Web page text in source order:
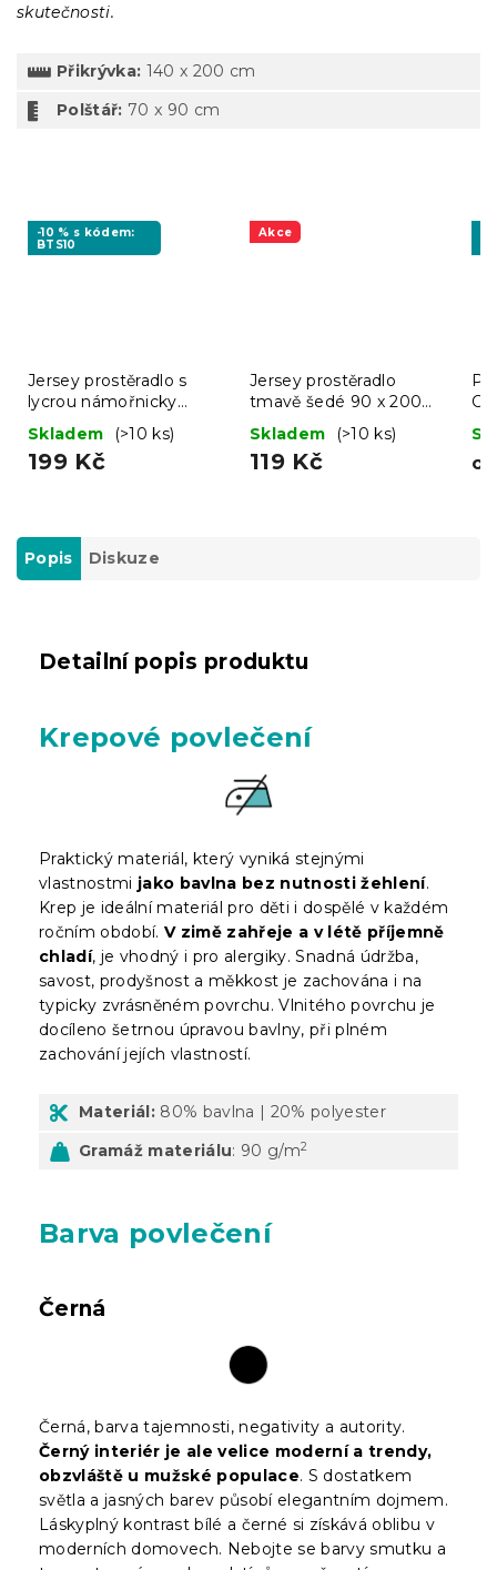
skutečnosti.
Přikrývka: 140 x 200 cm
Polštář: 70 x 90 cm
-10 % s kódem:
BTS10
Jersey prostěradlo s
lycrou námořnicky
modré 90 x 200 cm
Skladem (>10 ks)
199 Kč
Akce
Jersey prostěradlo
tmavě šedé 90 x 200
cm
Skladem (>10 ks)
119 Kč od
Popis Diskuze
Detailní popis produktu
Krepové povlečení
Praktický materiál, který vyniká stejnými
vlastnostmi jako bavlna bez nutnosti žehlení.
Krep je ideální materiál pro děti i dospělé v každém
ročním období. V zimě zahřeje a v létě příjemně
chladí, je vhodný i pro alergiky. Snadná údržba,
savost, prodyšnost a měkkost je zachována i na
typicky zvrásněném povrchu. Vlnitého povrchu je
docíleno šetrnou úpravou bavlny, při plném
zachování jejích vlastností.
Materiál: 80% bavlna | 20% polyester
Gramáž materiálu: 90 g/m2
Barva povlečení
Černá
Černá, barva tajemnosti, negativity a autority.
Černý interiér je ale velice moderní a trendy,
obzvláště u mužské populace. S dostatkem
světla a jasných barev působí elegantním dojmem.
Láskyplný kontrast bílé a černé si získává oblibu v
moderních domovech. Nebojte se barvy smutku a